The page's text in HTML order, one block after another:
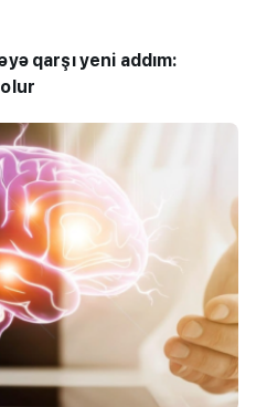
qarşı yeni addım: